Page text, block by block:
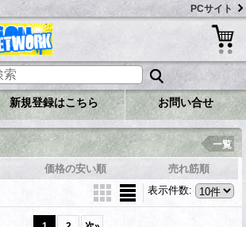
PCサイト
新規登録はこちら お問い合せ
一覧
価格の安い順
売れ筋順
表示件数: